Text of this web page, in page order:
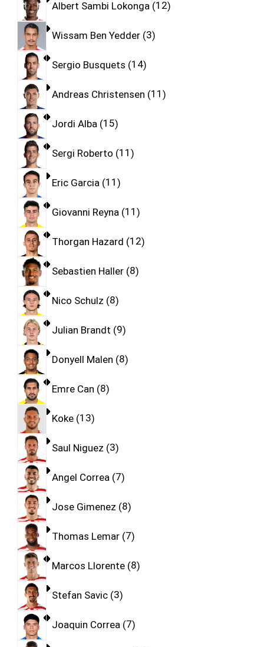
Albert Sambi Lokonga 12
Wissam Ben Yedder 3
Sergio Busquets 14
Andreas Christensen 11
Jordi Alba 15
Sergi Roberto 11
Eric Garcia 11
Giovanni Reyna 11
Thorgan Hazard 12
Sebastien Haller 8
Nico Schulz 8
Julian Brandt 9
Donyell Malen 8
Emre Can 8
Koke 13
Saul Niguez 3
Angel Correa 7
Jose Gimenez 8
Thomas Lemar 7
Marcos Llorente 8
Stefan Savic 3
Joaquin Correa 7